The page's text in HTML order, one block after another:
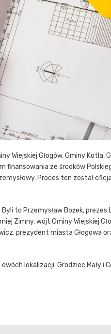
Wiejskiej Głogów, Gminy Kotla,
finansowania ze środków
Proces ten został
to Przemysław Bożek, prezes
Zimny, wójt Gminy Wiejskiej
prezydent miasta Głogowa
lokalizacji: Grodziec Mały i